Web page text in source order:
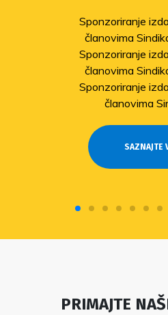
Sponzoriranje
članovima
Sponzoriranje
članovima
Sponzoriranje
članovima
SAZNAJTE
PRIMAJTE